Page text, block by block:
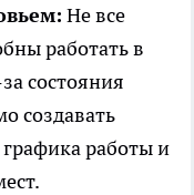
Не все
работать в
состояния
создавать
работы и